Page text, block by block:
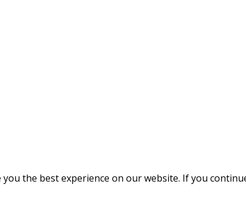
the best experience on our website. If you